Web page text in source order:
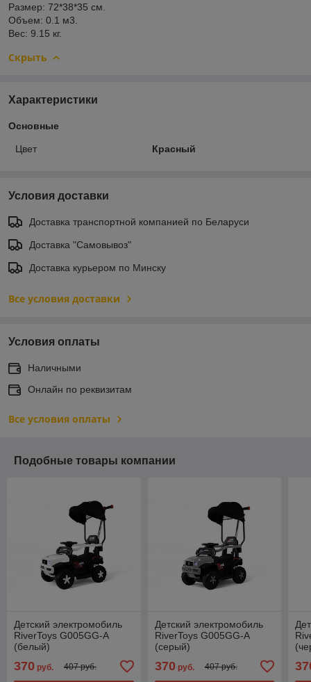
Размер: 72*38*35 см.
Объем: 0.1 м3.
Вес: 9.15 кг.
Скрыть
Характеристики
Основные
Цвет Красный
Условия доставки
Доставка транспортной компанией по Беларуси
Доставка "Самовывоз"
Доставка курьером по Минску
Все условия доставки
Условия оплаты
Наличными
Онлайн по реквизитам
Все условия оплаты
Подобные товары компании
Детский электромобиль
RiverToys G005GG-A
(белый)
370 руб. 407 руб.
Детский электромобиль
RiverToys G005GG-A
(серый)
370 руб. 407 руб.